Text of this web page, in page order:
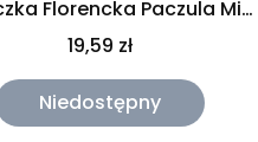
Florencka Paczula Mia
Box 30g
19,59 zł
Niedostępny